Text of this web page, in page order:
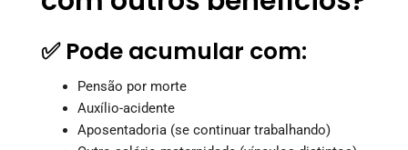
✅ Pode acumular com:
Pensão por morte
Auxílio-acidente
Aposentadoria (se continuar trabalhando)